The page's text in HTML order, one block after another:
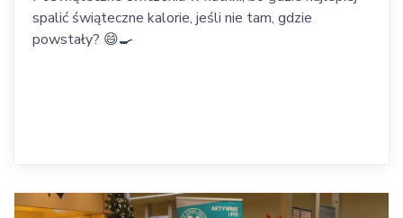
spalić świąteczne kalorie, jeśli nie tam, gdzie
powstały? 😄🍳